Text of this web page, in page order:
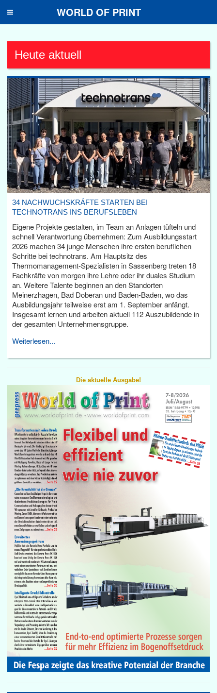
Toggle
WORLD OF PRINT
Heute aktuell
34 NACHWUCHSKRÄFTE STARTEN BEI
TECHNOTRANS INS BERUFSLEBEN
Eigene Projekte gestalten, im Team an Anlagen tüfteln und
schnell Verantwortung übernehmen: Zum Ausbildungsstart
2026 machen 34 junge Menschen ihre ersten beruflichen
Schritte bei technotrans. Am Hauptsitz des
Thermomanagement-Spezialisten in Sassenberg treten 18
Fachkräfte von morgen ihre Lehre oder ihr duales Studium
an. Weitere Talente beginnen an den Standorten
Meinerzhagen, Bad Doberan und Baden-Baden, wo das
Ausbildungsjahr teilweise erst am 1. September anfängt.
Insgesamt lernen und arbeiten aktuell 112 Auszubildende in
der gesamten Unternehmensgruppe.
Weiterlesen...
Die aktuelle Ausgabe!